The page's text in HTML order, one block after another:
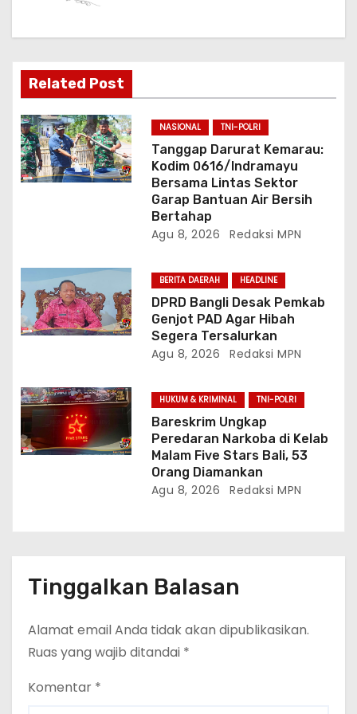
Related Post
NASIONAL TNI-POLRI
Tanggap Darurat Kemarau:
Kodim 0616/Indramayu
Bersama Lintas Sektor
Garap Bantuan Air Bersih
Bertahap
Agu 8, 2026 Redaksi MPN
BERITA DAERAH HEADLINE
DPRD Bangli Desak Pemkab
Genjot PAD Agar Hibah
Segera Tersalurkan
Agu 8, 2026 Redaksi MPN
HUKUM & KRIMINAL TNI-POLRI
Bareskrim Ungkap
Peredaran Narkoba di Kelab
Malam Five Stars Bali, 53
Orang Diamankan
Agu 8, 2026 Redaksi MPN
Tinggalkan Balasan
Alamat email Anda tidak akan dipublikasikan.
Ruas yang wajib ditandai *
Komentar *